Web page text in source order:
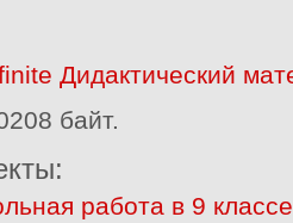
Дидактический
байт.
работа в 9 классе